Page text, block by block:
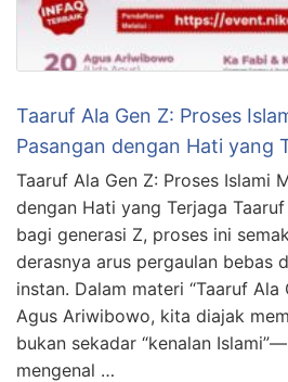
Taaruf Ala Gen Z: Proses
Pasangan dengan Hati yang
Taaruf Ala Gen Z: Proses Islami
dengan Hati yang Terjaga
bagi generasi Z, proses ini
derasnya arus pergaulan bebas
instan. Dalam materi “Taaruf Ala
Agus Ariwibowo, kita diajak
bukan sekadar “kenalan
mengenal …